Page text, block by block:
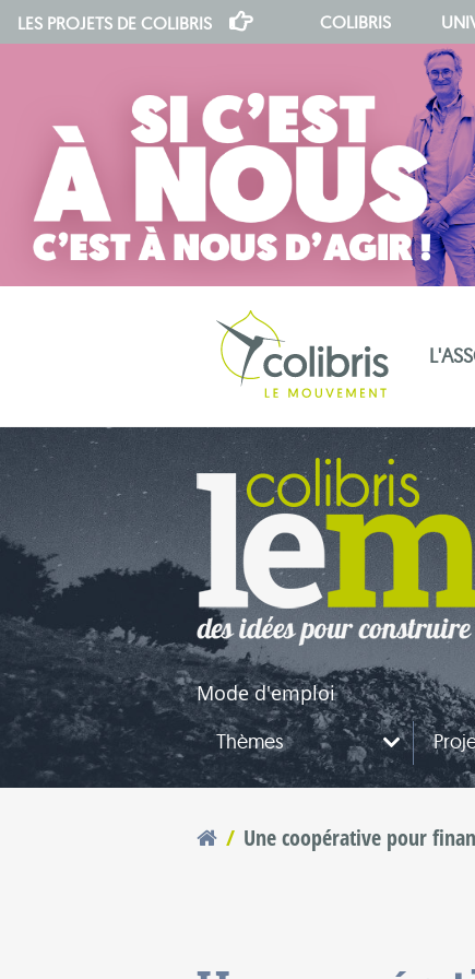
LES PROJETS DE COLIBRIS COLIBRIS
indépendance
Mode d'emploi
Thèmes
Une coopérative pour